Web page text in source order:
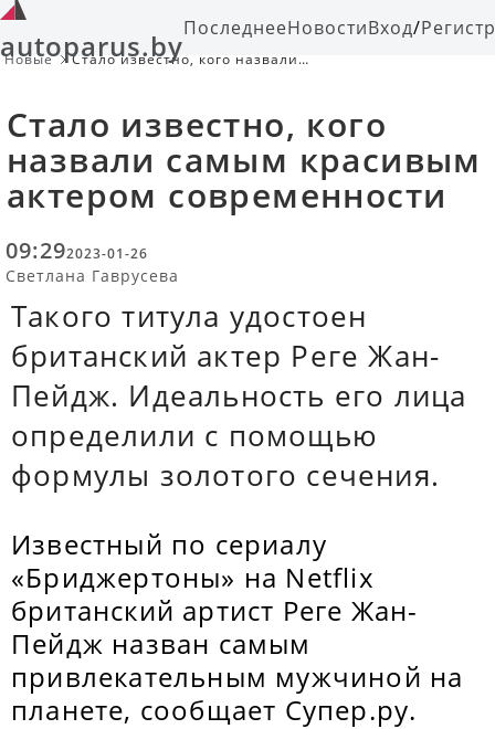
autoparus.byПоследнееНовостиВход/
Новые
Стало известно, кого назвали
Стало известно, кого
назвали самым красивым
актером современности
09:292023-01-26
Светлана Гаврусева
Такого титула удостоен
британский актер Реге Жан-
Пейдж. Идеальность его лица
определили с помощью
формулы золотого сечения.
Известный по сериалу
«Бриджертоны» на Netflix
британский артист Реге Жан-
Пейдж назван самым
привлекательным мужчиной на
планете, сообщает Супер.ру.